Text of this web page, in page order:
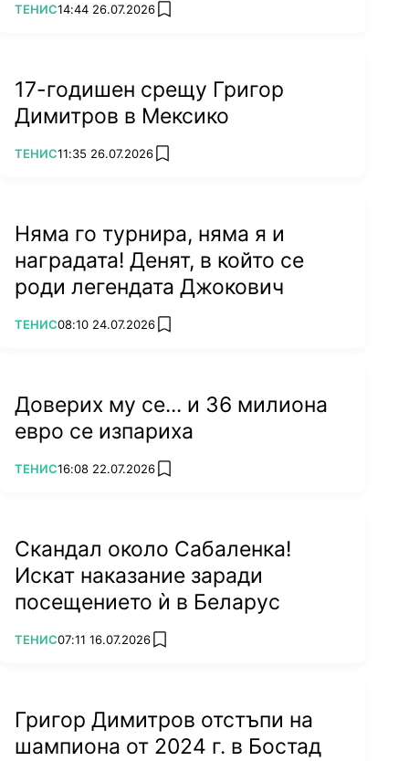
ПОВЕЧЕ ОТ
ТЕНИС14:44 26.07.2026 add favorites
17-годишен срещу Григор
Димитров в Мексико
ПОВЕЧЕ ОТ
ТЕНИС11:35 26.07.2026 add favorites
Няма го турнира, няма я и
наградата! Денят, в който се
роди легендата Джокович
ПОВЕЧЕ ОТ
ТЕНИС08:10 24.07.2026 add favorites
Доверих му се... и 36 милиона
евро се изпариха
ПОВЕЧЕ ОТ
ТЕНИС16:08 22.07.2026 add favorites
Скандал около Сабаленка!
Искат наказание заради
посещението ѝ в Беларус
ПОВЕЧЕ ОТ
ТЕНИС07:11 16.07.2026 add favorites
Григор Димитров отстъпи на
шампиона от 2024 г. в Бостад